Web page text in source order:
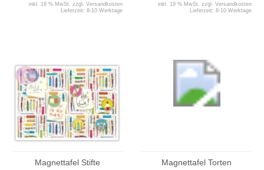
inkl. 19 % MwSt. zzgl. Versandkosten
Lieferzeit: 8-10 Werktage
inkl. 19 % MwSt. zzgl. Versandkosten
Lieferzeit: 8-10 Werktage
Magnettafel Stifte Magnettafel Torten